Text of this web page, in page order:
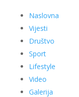
Naslovna
Vijesti
Društvo
Sport
Lifestyle
Video
Galerija